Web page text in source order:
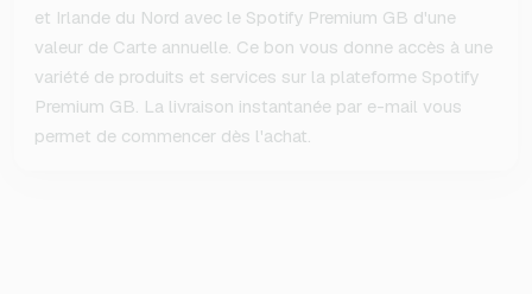
et Irlande du Nord avec le Spotify Premium GB d'une
valeur de Carte annuelle. Ce bon vous donne accès à une
variété de produits et services sur la plateforme Spotify
Premium GB. La livraison instantanée par e-mail vous
permet de commencer dès l'achat.